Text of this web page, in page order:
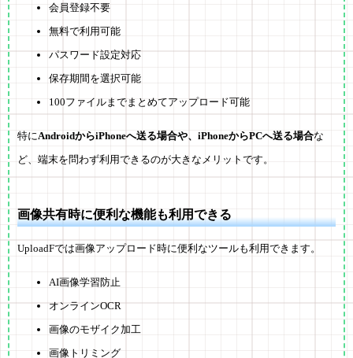
会員登録不要
無料で利用可能
パスワード設定対応
保存期間を選択可能
100ファイルまでまとめてアップロード可能
特にAndroidからiPhoneへ送る場合や、iPhoneからPCへ送る場合な
ど、端末を問わず利用できるのが大きなメリットです。
画像共有時に便利な機能も利用できる
UploadFでは画像アップロード時に便利なツールも利用できます。
AI画像学習防止
オンラインOCR
画像のモザイク加工
画像トリミング